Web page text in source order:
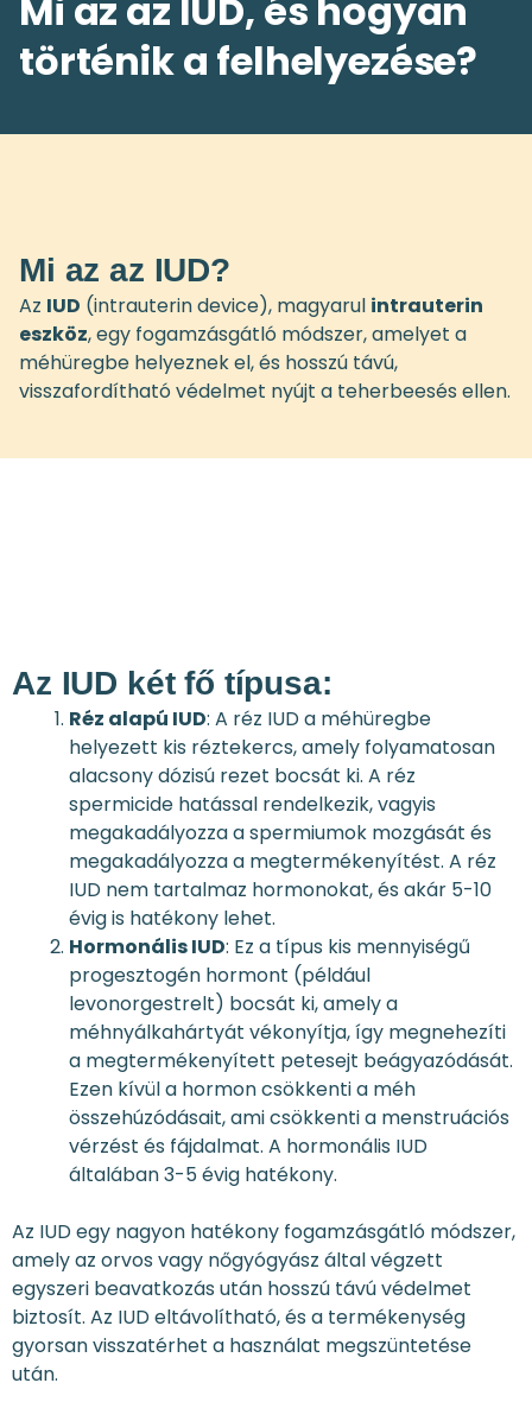
Mi az az IUD, és hogyan
történik a felhelyezése?
Mi az az IUD?
Az IUD (intrauterin device), magyarul intrauterin
eszköz, egy fogamzásgátló módszer, amelyet a
méhüregbe helyeznek el, és hosszú távú,
visszafordítható védelmet nyújt a teherbeesés ellen.
Az IUD két fő típusa:
Réz alapú IUD: A réz IUD a méhüregbe
helyezett kis réztekercs, amely folyamatosan
alacsony dózisú rezet bocsát ki. A réz
spermicide hatással rendelkezik, vagyis
megakadályozza a spermiumok mozgását és
megakadályozza a megtermékenyítést. A réz
IUD nem tartalmaz hormonokat, és akár 5-10
évig is hatékony lehet.
Hormonális IUD: Ez a típus kis mennyiségű
progesztogén hormont (például
levonorgestrelt) bocsát ki, amely a
méhnyálkahártyát vékonyítja, így megnehezíti
a megtermékenyített petesejt beágyazódását.
Ezen kívül a hormon csökkenti a méh
összehúzódásait, ami csökkenti a menstruációs
vérzést és fájdalmat. A hormonális IUD
általában 3-5 évig hatékony.
Az IUD egy nagyon hatékony fogamzásgátló módszer,
amely az orvos vagy nőgyógyász által végzett
egyszeri beavatkozás után hosszú távú védelmet
biztosít. Az IUD eltávolítható, és a termékenység
gyorsan visszatérhet a használat megszüntetése
után.